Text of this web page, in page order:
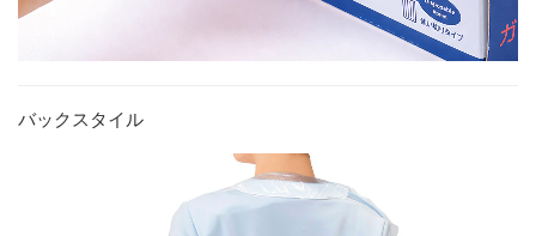
バックスタイル